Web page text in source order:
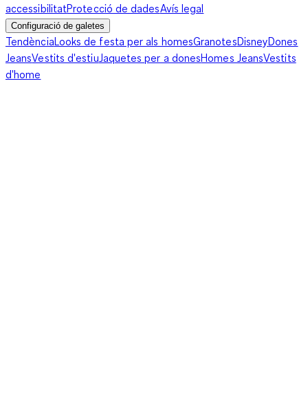
accessibilitatProtecció de dadesAvís legal
Configuració de galetes
TendènciaLooks de festa per als homesGranotesDisneyDones
JeansVestits d'estiuJaquetes per a donesHomes JeansVestits
d'home